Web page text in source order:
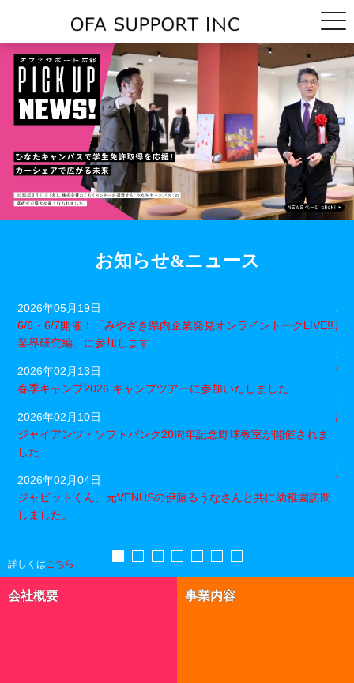
お知らせ&ニュース
セ
2026年05月19日
6/6・6/7開催！「みやざき県内企業発見オンライントークLIVE!!
業界研究編」に参加します
2026年02月13日
春季キャンプ2026 キャンプツアーに参加いたしました
2026年02月10日
ジャイアンツ・ソフトバンク20周年記念野球教室が開催されま
した
2026年02月04日
ジャビットくん、元VENUSの伊藤るうなさんと共に幼稚園訪問
しました。
読
宮
読
宮
詳しくはこちら
会社概要 事業内容